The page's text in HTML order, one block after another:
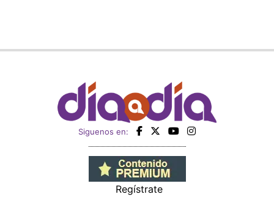
Siguenos en:
Regístrate